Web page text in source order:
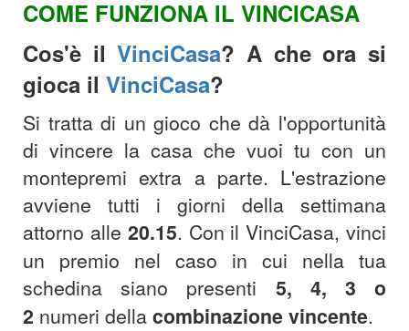
COME FUNZIONA IL VINCICASA
Cos'è ilVinciCasa? A che ora si
gioca il VinciCasa?
Si tratta di un gioco che dà l'opportunità
di vincere la casa che vuoi tu con un
montepremi extra a parte. L'estrazione
avviene tutti i giorni della settimana
attorno alle 20.15. Con il VinciCasa, vinci
un premio nel caso in cui nella tua
schedina siano presenti 5, 4, 3 o
2 numeri della combinazionevincente.